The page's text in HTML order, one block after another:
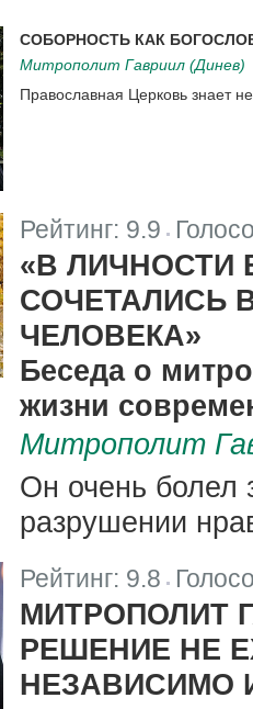
СОБОРНОСТЬ КАК
Митрополит Гавриил (Динев)
Православная Церковь знает
Рейтинг: 9.9
«В ЛИЧНОСТИ
СОЧЕТАЛИСЬ
ЧЕЛОВЕКА»
Беседа о
жизни
Митрополит
Он очень болел
разрушении
Рейтинг: 9.8
МИТРОПОЛИТ
РЕШЕНИЕ НЕ
НЕЗАВИСИМО